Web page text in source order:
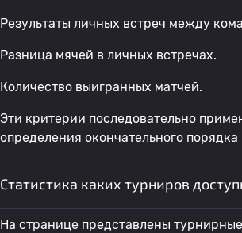
Результаты личных встреч между
Разница мячей в личных встречах.
Количество выигранных матчей.
Эти критерии последовательно
определения окончательного
Статистика каких турниров
На странице представлены